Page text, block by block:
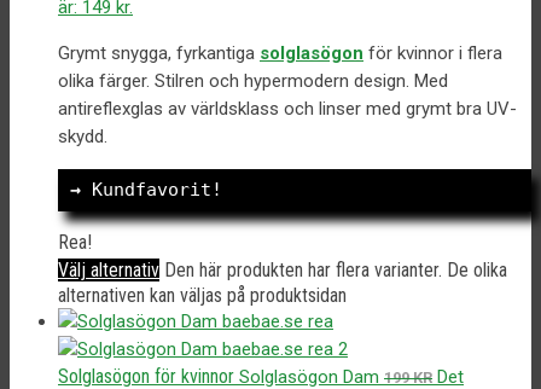
är: 149 kr.
Grymt snygga, fyrkantiga solglasögon för kvinnor i flera
olika färger. Stilren och hypermodern design. Med
antireflexglas av världsklass och linser med grymt bra UV-
skydd.
→ Kundfavorit!
Rea!
Välj alternativ Den här produkten har flera varianter. De olika
alternativen kan väljas på produktsidan
Solglasögon för kvinnor Solglasögon Dam 199KR Det